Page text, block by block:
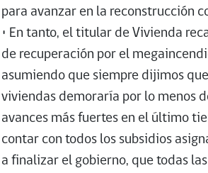
para avanzar en la reconstrucción
• En tanto, el titular de Vivienda
de recuperación por el
asumiendo que siempre dijimos
viviendas demoraría por lo menos
avances más fuertes en el último
contar con todos los subsidios
a finalizar el gobierno, que todas